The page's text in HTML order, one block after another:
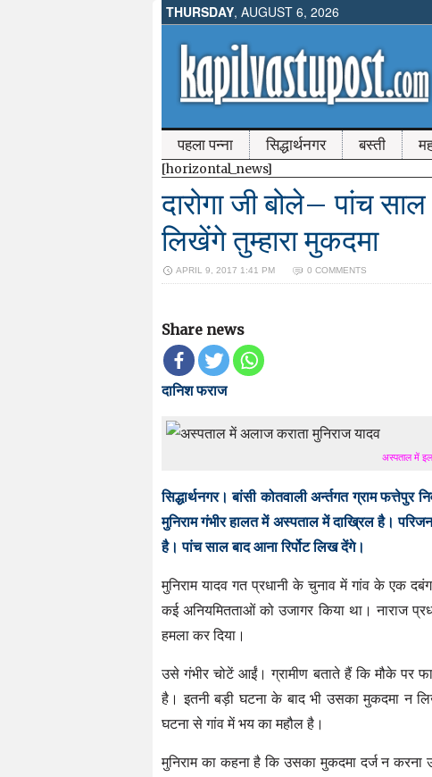
THURSDAY, AUGUST 6, 2026
पहला पन्ना सिद्धार्थनगर बस्ती
[horizontal_news]
दारोगा जी बोले– पांच
लिखेंगे तुम्हारा मुकदमा
APRIL 9, 2017 1:41 PM 0 COMMENTS
Share news
दानिश फराज
अस्पताल में
सिद्धार्थनगर। बांसी कोतवाली अर्न्तगत ग्राम फत्तेपुर
मुनिराम गंभीर हालत में अस्पताल में दाख्रिल है।
है। पांच साल बाद आना रिर्पोट लिख देंगे।
मुनिराम यादव गत प्रधानी के चुनाव में गांव के एक
कई अनियमितताओं को उजागर किया था। नाराज
हमला कर दिया।
उसे गंभीर चोटें आईं। ग्रामीण बताते हैं कि मौके पर
है। इतनी बड़ी घटना के बाद भी उसका मुकदमा न
घटना से गांव में भय का महौल है।
मुनिराम का कहना है कि उसका मुकदमा दर्ज न